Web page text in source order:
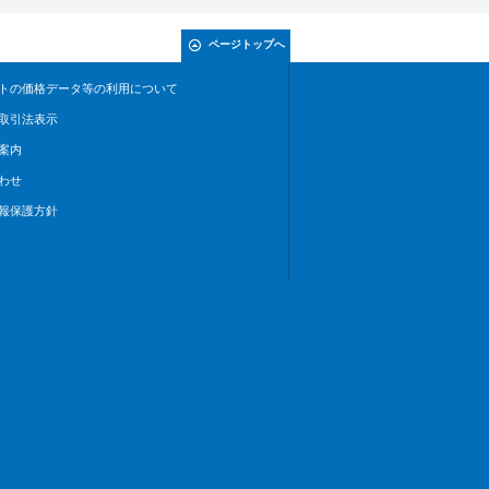
ページトップへ
の価格データ等の利用について
引法表示
内
せ
保護方針